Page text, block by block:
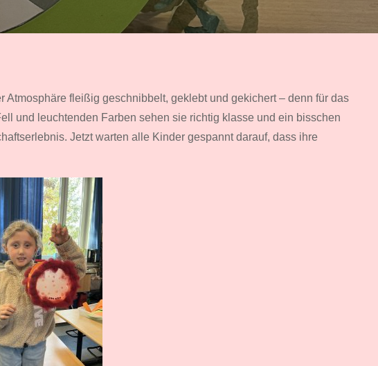
fleißig geschnibbelt, geklebt und gekichert – denn für das
und leuchtenden Farben sehen sie richtig klasse und ein bisschen
Jetzt warten alle Kinder gespannt darauf, dass ihre